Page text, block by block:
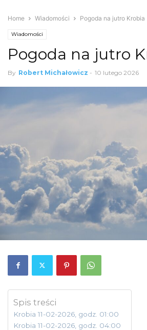
Home Wiadomości Pogoda na jutro Krobia
Wiadomości
Pogoda na jutro
By Robert Michałowicz - 10 lutego 2026
Spis treści
Krobia 11-02-2026, godz. 01:00
Krobia 11-02-2026, godz. 04:00